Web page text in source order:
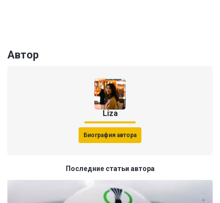
Автор
Liza
Биография автора
Последние статьи автора